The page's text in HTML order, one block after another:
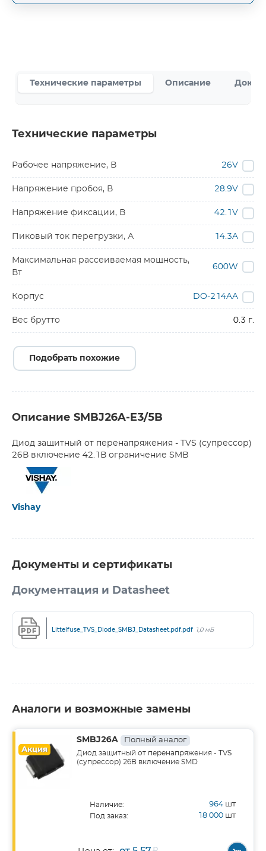
Технические параметры Описание
Технические параметры
Рабочее напряжение, В 26V
Напряжение пробоя, В 28.9V
Напряжение фиксации, В 42.1V
Пиковый ток перегрузки, А 14.3A
Максимальная рассеиваемая мощность,
Вт
600W
Корпус DO-214AA
Вес брутто 0.3 г.
Подобрать похожие
Описание SMBJ26A-E3/5B
Диод защитный от перенапряжения - TVS (супрессор)
26В включение 42.1В ограничение SMB
Vishay
Документы и сертификаты
Документация и Datasheet
Littelfuse_TVS_Diode_SMBJ_Datasheet.pdf.pdf 1,0 мБ
Аналоги и возможные замены
Акция
SMBJ26A Полный аналог
Диод защитный от перенапряжения - TVS
(супрессор) 26В включение SMD
Наличие: 964 шт
Под заказ: 18 000 шт